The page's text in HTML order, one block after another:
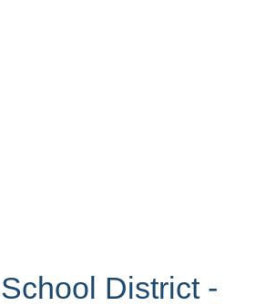
District -